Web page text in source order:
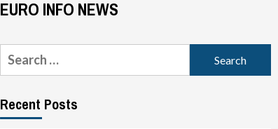
EURO INFO NEWS
Search
for:
Recent Posts